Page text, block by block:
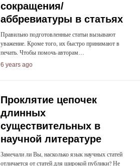
сокращения/
аббревиатуры в статьях
Правильно подготовленные статьи вызывают
уважение. Кроме того, их быстро принимают в
печать. Чтобы помочь авторам…
6 years ago
Проклятие цепочек
длинных
существительных в
научной литературе
Замечали ли Вы, насколько язык научных статей
отличается от статей для широкой публики? Не